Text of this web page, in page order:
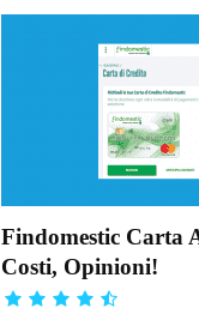
Findomestic Carta
Costi, Opinioni!